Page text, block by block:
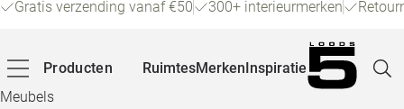
Gratis verzending vanaf €50 300+ interieurmerken
Producten
Meubels
RuimtesMerkenInspiratie